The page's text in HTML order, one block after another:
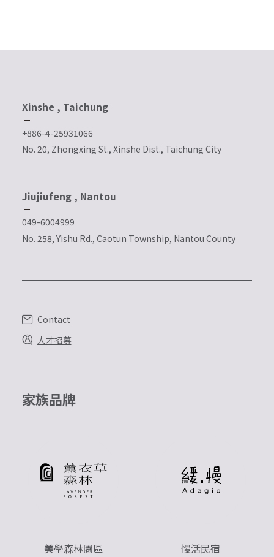
Xinshe , Taichung
+886-4-25931066
No. 20, Zhongxing St., Xinshe Dist., Taichung City
Jiujiufeng , Nantou
049-6004999
No. 258, Yishu Rd., Caotun Township, Nantou County
Contact
人才招募
家族品牌
美學森林園區 慢活民宿